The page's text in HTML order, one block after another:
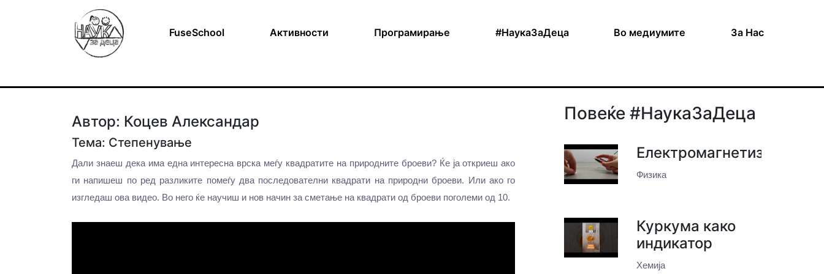
FuseSchool Активности Програмирање #НаукаЗаДеца Во медиумите За Нас
Автор: Коцев Александар
Тема: Степенување
Дали знаеш дека има една интересна врска меѓу квадратите на природните броеви? Ќе ја откриеш ако
ги напишеш по ред разликите помеѓу два последователни квадрати на природни броеви. Или ако го
изгледаш ова видео. Во него ќе научиш и нов начин за сметање на квадрати од броеви поголеми од 10.
Повеќе #НаукаЗаДеца
Електромагнетизам
Физика
Куркума како
индикатор
Хемија